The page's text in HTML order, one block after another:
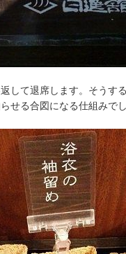
して退席します。そうす
せる合図になる仕組みでし